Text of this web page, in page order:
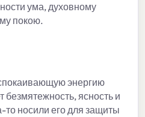
ума, духовному
покою.
энергию
ясность и
то носили его для защиты